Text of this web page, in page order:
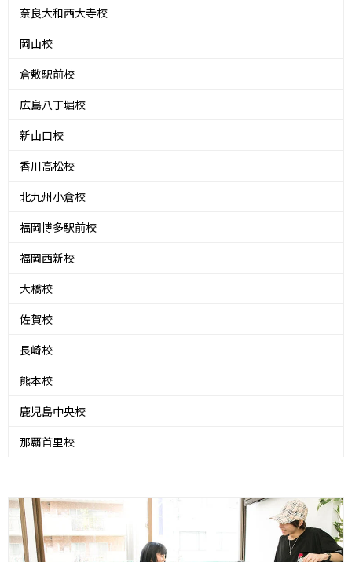
奈良大和西大寺校
岡山校
倉敷駅前校
広島八丁堀校
新山口校
香川高松校
北九州小倉校
福岡博多駅前校
福岡西新校
大橋校
佐賀校
長崎校
熊本校
鹿児島中央校
那覇首里校